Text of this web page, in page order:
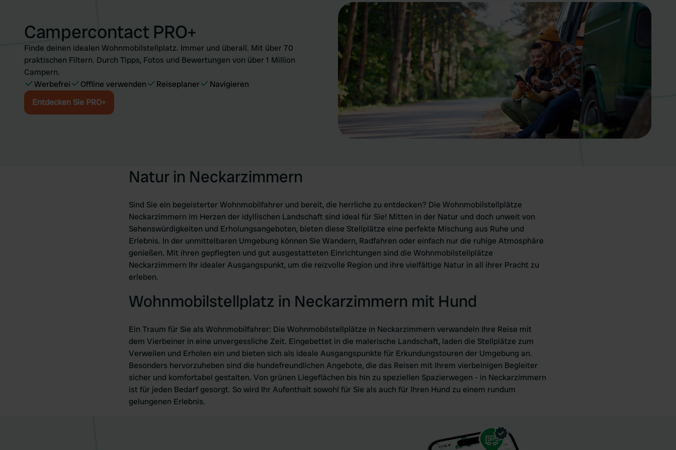
Campercontact PRO+
Finde deinen idealen Wohnmobilstellplatz. Immer und überall. Mit über 70
praktischen Filtern. Durch Tipps, Fotos und Bewertungen von über 1 Million
Campern.
Werbefrei
Offline verwenden Reiseplaner
Navigieren
Entdecken Sie PRO+
Natur in Neckarzimmern
Sind Sie ein begeisterter Wohnmobilfahrer und bereit, die herrliche zu entdecken? Die Wohnmobilstellplätze
Neckarzimmern im Herzen der idyllischen Landschaft sind ideal für Sie! Mitten in der Natur und doch unweit von
Sehenswürdigkeiten und Erholungsangeboten, bieten diese Stellplätze eine perfekte Mischung aus Ruhe und
Erlebnis. In der unmittelbaren Umgebung können Sie Wandern, Radfahren oder einfach nur die ruhige Atmosphäre
genießen. Mit ihren gepflegten und gut ausgestatteten Einrichtungen sind die Wohnmobilstellplätze
Neckarzimmern Ihr idealer Ausgangspunkt, um die reizvolle Region und ihre vielfältige Natur in all ihrer Pracht zu
erleben.
Wohnmobilstellplatz in Neckarzimmern mit Hund
Ein Traum für Sie als Wohnmobilfahrer: Die Wohnmobilstellplätze in Neckarzimmern verwandeln Ihre Reise mit
dem Vierbeiner in eine unvergessliche Zeit. Eingebettet in die malerische Landschaft, laden die Stellplätze zum
Verweilen und Erholen ein und bieten sich als ideale Ausgangspunkte für Erkundungstouren der Umgebung an.
Besonders hervorzuheben sind die hundefreundlichen Angebote, die das Reisen mit Ihrem vierbeinigen Begleiter
sicher und komfortabel gestalten. Von grünen Liegeflächen bis hin zu speziellen Spazierwegen - in Neckarzimmern
ist für jeden Bedarf gesorgt. So wird Ihr Aufenthalt sowohl für Sie als auch für Ihren Hund zu einem rundum
gelungenen Erlebnis.